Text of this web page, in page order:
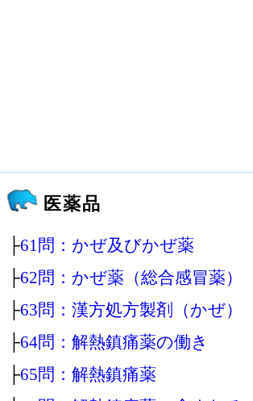
医薬品
├61問：かぜ及びかぜ薬
├62問：かぜ薬（総合感冒薬）
├63問：漢方処方製剤（かぜ）
├64問：解熱鎮痛薬の働き
├65問：解熱鎮痛薬